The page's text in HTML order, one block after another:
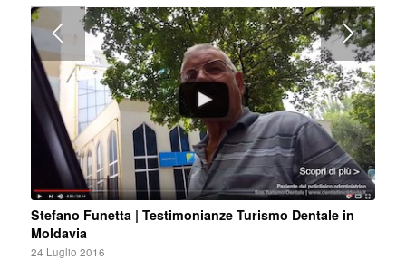
Stefano Funetta | Testimonianze Turismo Dentale in
Moldavia
24 Luglio 2016